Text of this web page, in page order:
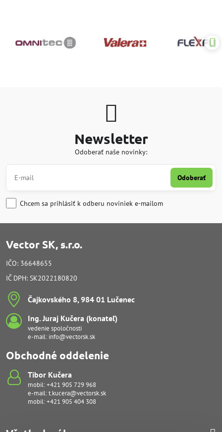
Newsletter
Odoberať naše novinky:
Odoberať
Chcem sa prihlásiť k odberu noviniek e-mailom
Vector SK, s.r.o.
IČO: 36648655
IČ DPH: SK2022180820
Čajkovského 8, 984 01 Lučenec
Ing​. Juraj Kučera (konateľ)
vedenie spoločnosti
e-mail: info@vectorsk.sk
Obchodné oddelenie
Tibor Kučera
mobil:+421 905 729 968
e-mail:t.kucera@vectorsk.sk
mobil:+421 905 404 308